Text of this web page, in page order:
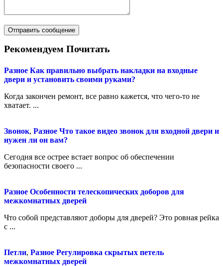
Рекомендуем Почитать
Разное Как правильно выбрать накладки на входные
двери и установить своими руками?
Когда закончен ремонт, все равно кажется, что чего-то не
хватает. ...
Звонок, Разное Что такое видео звонок для входной двери и
нужен ли он вам?
Сегодня все острее встает вопрос об обеспечении
безопасности своего ...
Разное Особенности телескопических доборов для
межкомнатных дверей
Что собой представляют доборы для дверей? Это ровная рейка
с ...
Петли, Разное Регулировка скрытых петель
межкомнатных дверей